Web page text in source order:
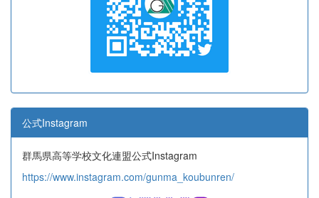
公式Instagram
群馬県高等学校文化連盟公式Instagram
https://www.instagram.com/gunma_koubunren/